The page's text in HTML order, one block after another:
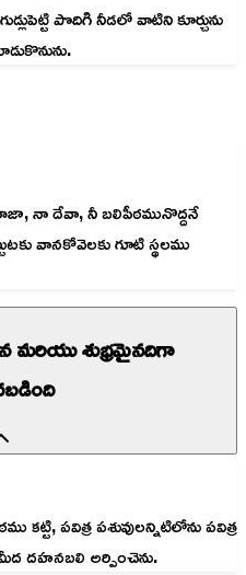
పొదిగి నీడలో వాటిని కూర్చును
నా దేవా, నీ బలిపీఠమునొద్దనే
వానకోవెలకు గూటి స్థలము
మరియు శుభ్రమైనదిగా
పవిత్ర పశువులన్నిటిలోను పవిత్ర
దహనబలి అర్పించెను.